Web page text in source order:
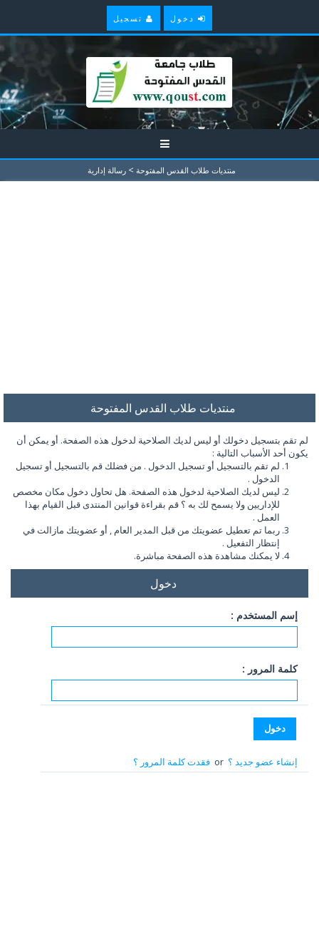
دخول تسجيل
منتديات طلاب القدس المفتوحة > رسالة إدارية
منتديات طلاب القدس المفتوحة
لم تقم بتسجيل دخولك أو ليس لديك الصلاحية لدخول هذه الصفحة. أو يمكن أن
يكون أحد الأسباب التالية :
لم تقم بالتسجيل أو تسجيل الدخول . من فضلك قم بالتسجيل أو تسجيل
الدخول .
ليس لديك الصلاحية لدخول هذه الصفحة. هل تحاول دخول مكان مخصص
للإداريين ولا يسمح لك به ؟ قم بقراءة قوانين المنتدى قبل القيام بهذا
العمل .
ربما تم تعطيل عضويتك من قبل المدير العام , أو عضويتك مازالت في
إنتظار التفعيل .
لا يمكنك مشاهدة هذه الصفحة مباشرة.
دخول
إسم المستخدم :
كلمة المرور :
إنشاء عضو جديد ؟or فقدت كلمة المرور ؟